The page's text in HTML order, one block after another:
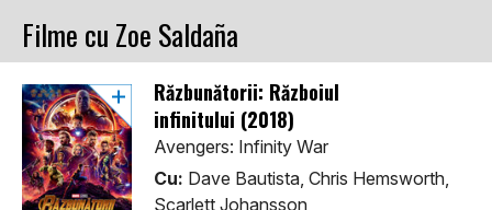
Filme cu Zoe Saldaña
Răzbunătorii: Războiul
infinitului (2018)
Avengers: Infinity War
Cu: Dave Bautista, Chris Hemsworth,
Scarlett Johansson